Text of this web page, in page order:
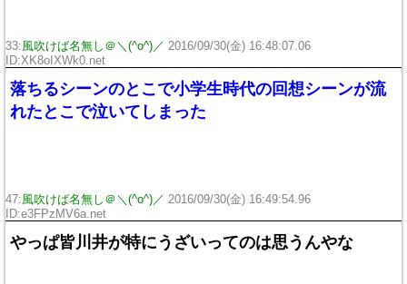
33:風吹けば名無し＠＼(^o^)／ 2016/09/30(金) 16:48:07.06
ID:XK8oIXWk0.net
落ちるシーンのとこで小学生時代の回想シーンが流
れたとこで泣いてしまった
47:風吹けば名無し＠＼(^o^)／ 2016/09/30(金) 16:49:54.96
ID:e3FPzMV6a.net
やっぱ皆川井が特にうざいってのは思うんやな